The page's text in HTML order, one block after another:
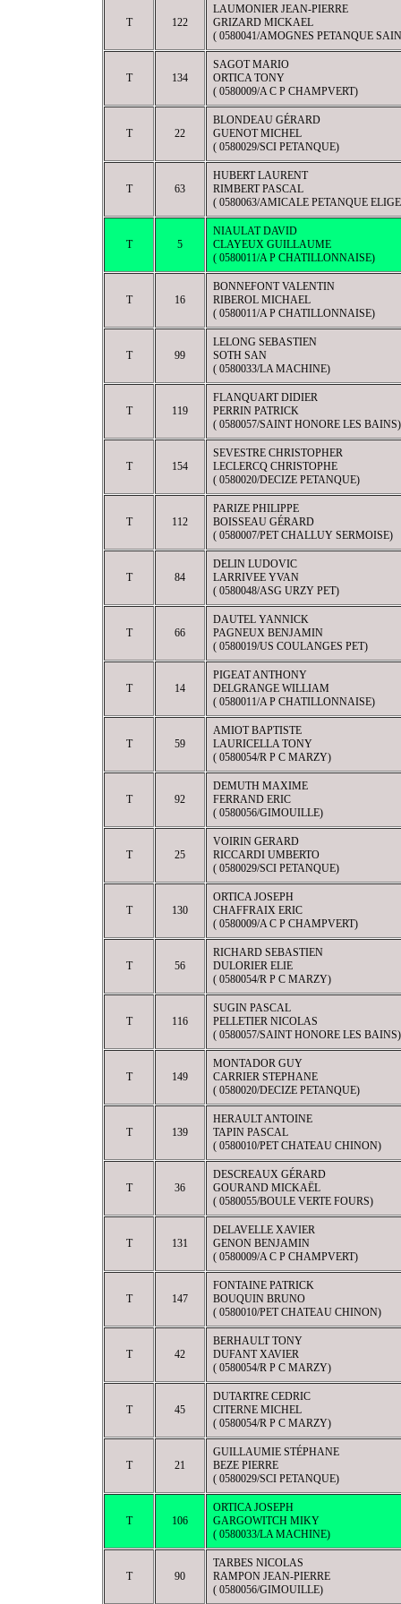
T 122
LAUMONIER JEAN-PIERRE
GRIZARD MICKAEL
( 0580041/AMOGNES PETANQUE
T 134
SAGOT MARIO
ORTICA TONY
( 0580009/A C P CHAMPVERT)
T 22
BLONDEAU GÉRARD
GUENOT MICHEL
( 0580029/SCI PETANQUE)
T 63
HUBERT LAURENT
RIMBERT PASCAL
( 0580063/AMICALE PETANQUE
T 5
NIAULAT DAVID
CLAYEUX GUILLAUME
( 0580011/A P CHATILLONNAISE)
T 16
BONNEFONT VALENTIN
RIBEROL MICHAEL
( 0580011/A P CHATILLONNAISE)
T 99
LELONG SEBASTIEN
SOTH SAN
( 0580033/LA MACHINE)
T 119
FLANQUART DIDIER
PERRIN PATRICK
( 0580057/SAINT HONORE LES BAINS)
T 154
SEVESTRE CHRISTOPHER
LECLERCQ CHRISTOPHE
( 0580020/DECIZE PETANQUE)
T 112
PARIZE PHILIPPE
BOISSEAU GÉRARD
( 0580007/PET CHALLUY SERMOISE)
T 84
DELIN LUDOVIC
LARRIVEE YVAN
( 0580048/ASG URZY PET)
T 66
DAUTEL YANNICK
PAGNEUX BENJAMIN
( 0580019/US COULANGES PET)
T 14
PIGEAT ANTHONY
DELGRANGE WILLIAM
( 0580011/A P CHATILLONNAISE)
T 59
AMIOT BAPTISTE
LAURICELLA TONY
( 0580054/R P C MARZY)
T 92
DEMUTH MAXIME
FERRAND ERIC
( 0580056/GIMOUILLE)
T 25
VOIRIN GERARD
RICCARDI UMBERTO
( 0580029/SCI PETANQUE)
T 130
ORTICA JOSEPH
CHAFFRAIX ERIC
( 0580009/A C P CHAMPVERT)
T 56
RICHARD SEBASTIEN
DULORIER ELIE
( 0580054/R P C MARZY)
T 116
SUGIN PASCAL
PELLETIER NICOLAS
( 0580057/SAINT HONORE LES BAINS)
T 149
MONTADOR GUY
CARRIER STEPHANE
( 0580020/DECIZE PETANQUE)
T 139
HERAULT ANTOINE
TAPIN PASCAL
( 0580010/PET CHATEAU CHINON)
T 36
DESCREAUX GÉRARD
GOURAND MICKAËL
( 0580055/BOULE VERTE FOURS)
T 131
DELAVELLE XAVIER
GENON BENJAMIN
( 0580009/A C P CHAMPVERT)
T 147
FONTAINE PATRICK
BOUQUIN BRUNO
( 0580010/PET CHATEAU CHINON)
T 42
BERHAULT TONY
DUFANT XAVIER
( 0580054/R P C MARZY)
T 45
DUTARTRE CEDRIC
CITERNE MICHEL
( 0580054/R P C MARZY)
T 21
GUILLAUMIE STÉPHANE
BEZE PIERRE
( 0580029/SCI PETANQUE)
T 106
ORTICA JOSEPH
GARGOWITCH MIKY
( 0580033/LA MACHINE)
T 90
TARBES NICOLAS
RAMPON JEAN-PIERRE
( 0580056/GIMOUILLE)